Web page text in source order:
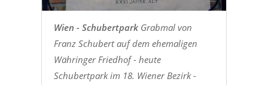
Wien - SchubertparkGrabmal von
Franz Schubert auf dem ehemaligen
Währinger Friedhof - heute
Schubertpark im 18. Wiener Bezirk -